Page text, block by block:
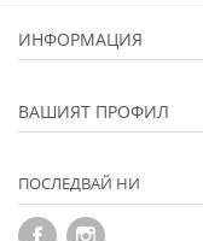
ИНФОРМАЦИЯ
ВАШИЯТ ПРОФИЛ
ПОСЛЕДВАЙ НИ